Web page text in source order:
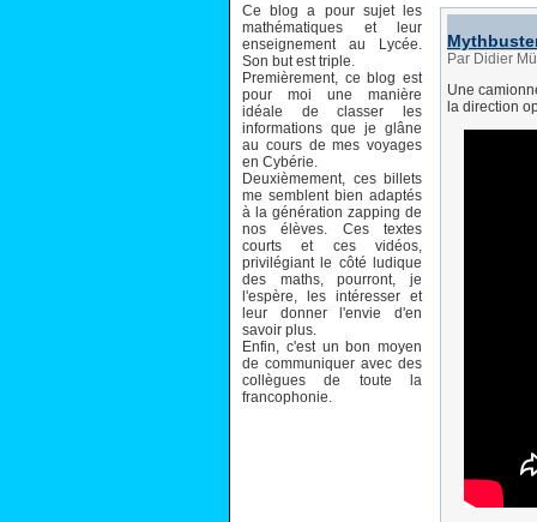
Ce blog a pour sujet les
mathématiques et leur
enseignement au Lycée.
Son but est triple.
Premièrement, ce blog est
pour moi une manière
idéale de classer les
informations que je glâne
au cours de mes voyages
en Cybérie.
Deuxièmement, ces billets
me semblent bien adaptés
à la génération zapping de
nos élèves. Ces textes
courts et ces vidéos,
privilégiant le côté ludique
des maths, pourront, je
l'espère, les intéresser et
leur donner l'envie d'en
savoir plus.
Enfin, c'est un bon moyen
de communiquer avec des
collègues de toute la
francophonie.
Par Didier
Une
la direction